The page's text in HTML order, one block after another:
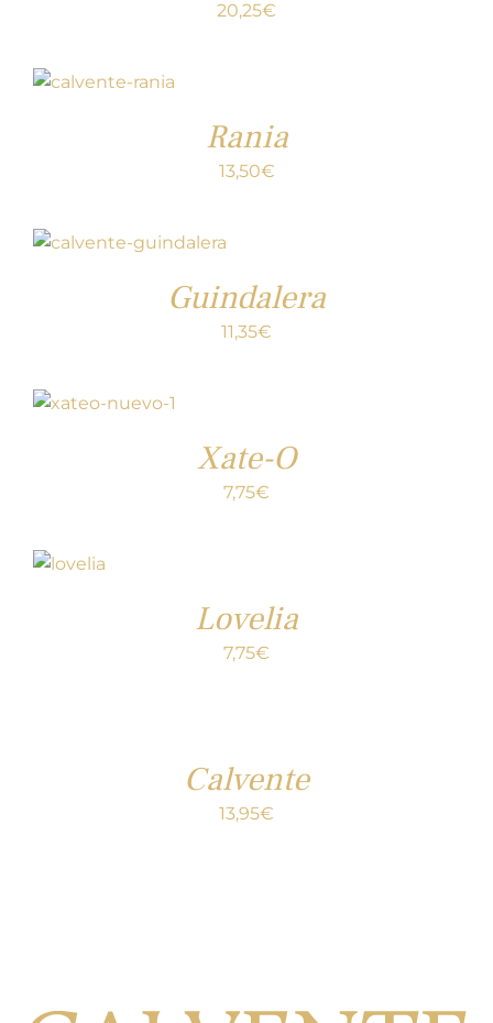
20,25€
Rania
13,50€
Guindalera
11,35€
Xate-O
7,75€
Lovelia
7,75€
Calvente
13,95€